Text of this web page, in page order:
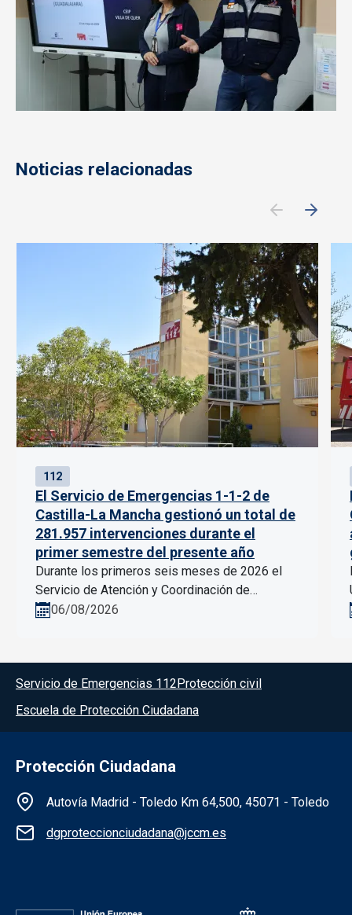
Noticias relacionadas
112
El Servicio de Emergencias 1-1-2 de
Castilla-La Mancha gestionó un total de
281.957 intervenciones durante el
primer semestre del presente año
Durante los primeros seis meses de 2026 el
Servicio de Atención y Coordinación de
Urgencias y Emergencias 1-1-2 de Castilla-La
06/08/2026
Menú del pie
Servicio de Emergencias 112 Protección civil
Escuela de Protección Ciudadana
Protección Ciudadana
Información de la institución
Autovía Madrid - Toledo Km 64,500, 45071 - Toledo
dgproteccionciudadana@jccm.es